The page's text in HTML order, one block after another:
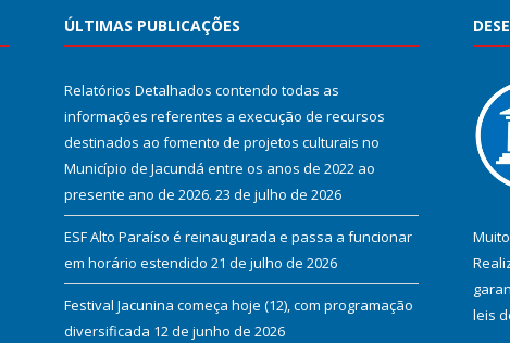
ÚLTIMAS PUBLICAÇÕES
Relatórios Detalhados contendo todas as
informações referentes a execução de recursos
destinados ao fomento de projetos culturais no
Município de Jacundá entre os anos de 2022 ao
presente ano de 2026. 23 de julho de 2026
ESF Alto Paraíso é reinaugurada e passa a funcionar
em horário estendido 21 de julho de 2026
Festival Jacunina começa hoje (12), com programação
diversificada 12 de junho de 2026
leis